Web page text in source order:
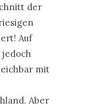
der
Auf
mit
Aber